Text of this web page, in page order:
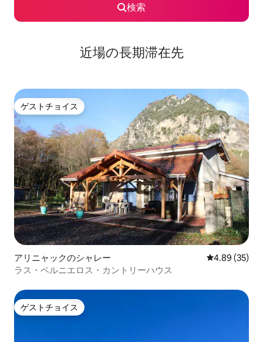
検索
近場の長期滞在先
ゲストチョイス
ゲストチョイス
アリニャックのシャレー レビュー35
4.89 (35)
ラス・ベルニエロス・カントリーハウス
ゲストチョイス
ゲストチョイス